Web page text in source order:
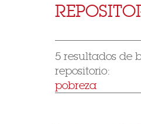
5 resultados de
repositorio:
pobreza